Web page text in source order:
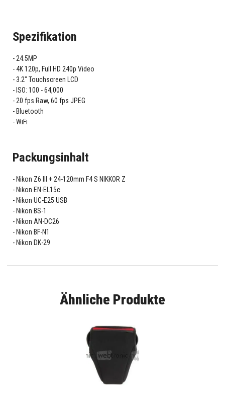
Spezifikation
24.5MP
4K 120p, Full HD 240p Video
3.2" Touchscreen LCD
ISO: 100 - 64,000
20 fps Raw, 60 fps JPEG
Bluetooth
WiFi
Packungsinhalt
Nikon Z6 III + 24-120mm F4 S NIKKOR Z
Nikon EN-EL15c
Nikon UC-E25 USB
Nikon BS-1
Nikon AN-DC26
Nikon BF-N1
Nikon DK-29
Ähnliche Produkte